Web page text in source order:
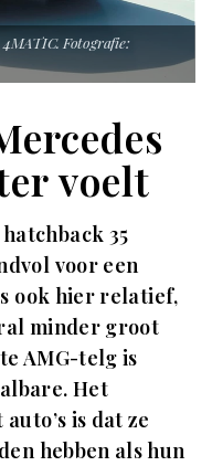
4MATIC. Fotografie:
voelt
35
voor een
ook hier relatief,
minder groot
AMG-telg is
Het
is dat ze
hebben als hun